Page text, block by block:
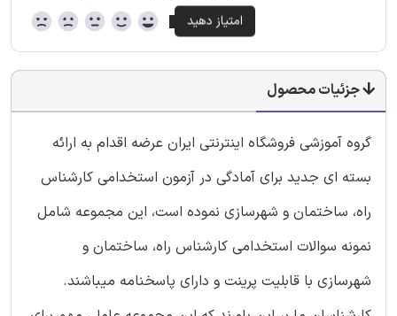
جزئیات محصول
گروه آموزشی فروشگاه اینترنتی ایران عرضه اقدام به ارائه
بسته ای جدید برای آمادگی در آزمون استخدامی کارشناس
راه، ساختمان و شهرسازی نموده است، این مجموعه شامل
نمونه سوالات استخدامی کارشناس راه، ساختمان و
شهرسازی با قابلیت پرینت و دارای پاسخنامه میباشند.